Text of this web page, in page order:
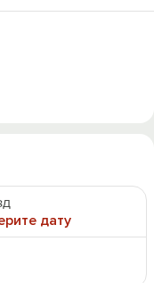
дату